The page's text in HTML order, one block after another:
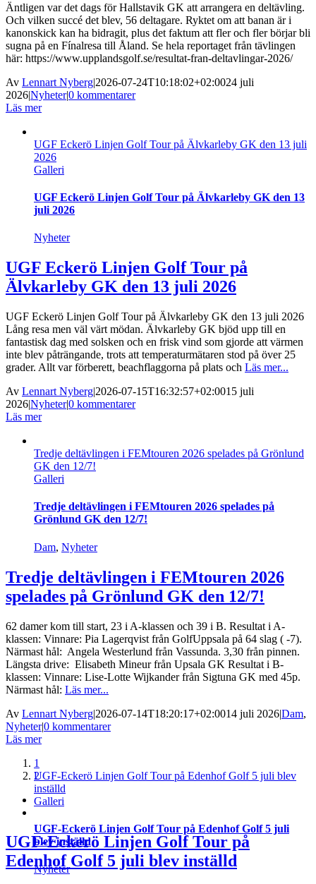
Äntligen var det dags för Hallstavik GK att arrangera en deltävling.
Och vilken succé det blev, 56 deltagare. Ryktet om att banan är i
kanonskick kan ha bidragit, plus det faktum att fler och fler börjar bli
sugna på en Fínalresa till Åland. Se hela reportaget från tävlingen
här: https://www.upplandsgolf.se/resultat-fran-deltavlingar-2026/
Av Lennart Nyberg|2026-07-24T10:18:02+02:0024 juli
2026|Nyheter|0 kommentarer
Läs mer
UGF Eckerö Linjen Golf Tour på Älvkarleby GK den 13 juli
2026
Galleri
UGF Eckerö Linjen Golf Tour på Älvkarleby GK den 13
juli 2026
Nyheter
UGF Eckerö Linjen Golf Tour på
Älvkarleby GK den 13 juli 2026
UGF Eckerö Linjen Golf Tour på Älvkarleby GK den 13 juli 2026
Lång resa men väl värt mödan. Älvkarleby GK bjöd upp till en
fantastisk dag med solsken och en frisk vind som gjorde att värmen
inte blev påträngande, trots att temperaturmätaren stod på över 25
grader. Allt var förberett, beachflaggorna på plats och Läs mer...
Av Lennart Nyberg|2026-07-15T16:32:57+02:0015 juli
2026|Nyheter|0 kommentarer
Läs mer
Tredje deltävlingen i FEMtouren 2026 spelades på Grönlund
GK den 12/7!
Galleri
Tredje deltävlingen i FEMtouren 2026 spelades på
Grönlund GK den 12/7!
Dam, Nyheter
Tredje deltävlingen i FEMtouren 2026
spelades på Grönlund GK den 12/7!
62 damer kom till start, 23 i A-klassen och 39 i B. Resultat i A-
klassen: Vinnare: Pia Lagerqvist från GolfUppsala på 64 slag ( -7).
Närmast hål: Angela Westerlund från Vassunda. 3,30 från pinnen.
Längsta drive: Elisabeth Mineur från Upsala GK Resultat i B-
klassen: Vinnare: Lise-Lotte Wijkander från Sigtuna GK med 45p.
Närmast hål: Läs mer...
Av Lennart Nyberg|2026-07-14T18:20:17+02:0014 juli 2026|Dam,
Nyheter|0 kommentarer
Läs mer
UGF-Eckerö Linjen Golf Tour på Edenhof Golf 5 juli blev
inställd
Galleri
UGF-Eckerö Linjen Golf Tour på Edenhof Golf 5 juli
blev inställd
Nyheter
1
2
UGF-Eckerö Linjen Golf Tour på
Edenhof Golf 5 juli blev inställd